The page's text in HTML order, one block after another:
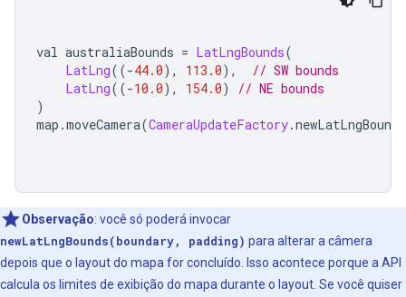
val australiaBounds = LatLngBounds(
LatLng((-44.0), 113.0),
// SW bounds
LatLng((-10.0), 154.0)
// NE bounds
)
map .moveCamera(CameraUpdateFactory.newLatLngBounds
Observação: você só poderá invocar
newLatLngBounds(boundary, padding) para alterar a câmera
depois que o layout do mapa for concluído. Isso acontece porque a API
calcula os limites de exibição do mapa durante o layout. Se você quiser